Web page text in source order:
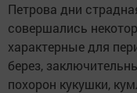
Петрова дни
совершались
характерные для
берез,
похорон кукушки,